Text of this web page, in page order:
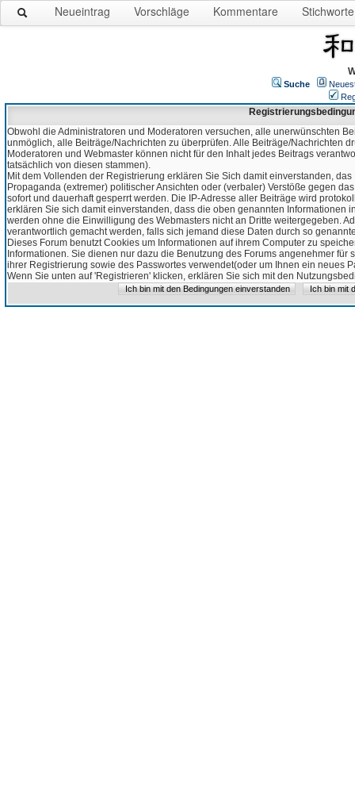
Neueintrag Vorschläge Kommentare Stichworte
Suche
Obwohl die Administratoren und Moderatoren versuchen, alle unerwünschten
unmöglich, alle Beiträge/Nachrichten zu überprüfen. Alle Beiträge/Nachrichten
Moderatoren und Webmaster können nicht für den Inhalt jedes Beitrags
tatsächlich von diesen stammen).
Mit dem Vollenden der Registrierung erklären Sie Sich damit einverstanden,
Propaganda (extremer) politischer Ansichten oder (verbaler) Verstöße gegen
sofort und dauerhaft gesperrt werden. Die IP-Adresse aller Beiträge wird
erklären Sie sich damit einverstanden, dass die oben genannten Informationen
werden ohne die Einwilligung des Webmasters nicht an Dritte weitergegeben.
verantwortlich gemacht werden, falls sich jemand diese Daten durch so
Dieses Forum benutzt Cookies um Informationen auf ihrem Computer zu
Informationen. Sie dienen nur dazu die Benutzung des Forums angenehmer
ihrer Registrierung sowie des Passwortes verwendet(oder um Ihnen ein neues
Wenn Sie unten auf 'Registrieren' klicken, erklären Sie sich mit den